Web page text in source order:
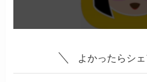
よかったらシェ